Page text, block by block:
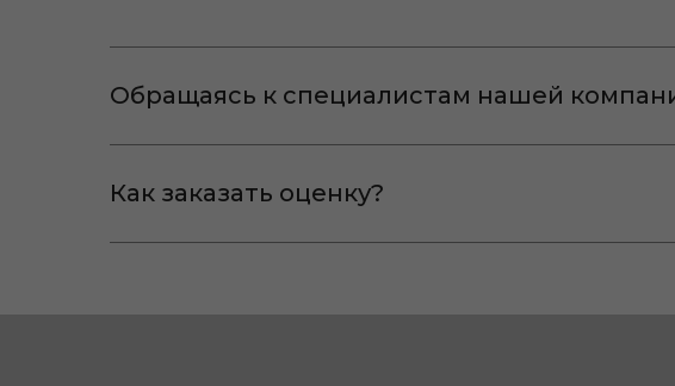
Обращаясь к специалистам нашей
Как заказать оценку?